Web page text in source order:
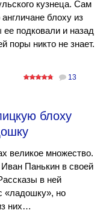
кузнеца. Сам
блоху из
подковали и назад
поры никто не знает.
13
блоху
великое множество.
Панькин в своей
в ней
«ладошку», но
них…